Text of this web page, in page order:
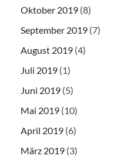
Oktober 2019 (8)
September 2019 (7)
August 2019 (4)
Juli 2019 (1)
Juni 2019 (5)
Mai 2019 (10)
April 2019 (6)
März 2019 (3)